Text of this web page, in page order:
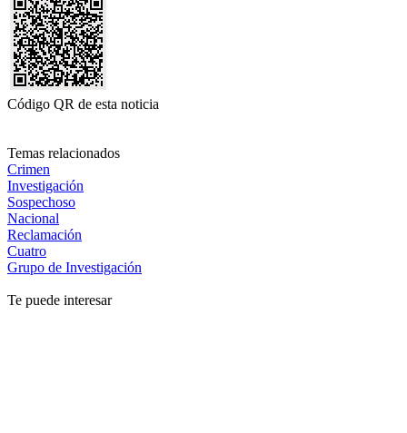
Código QR de esta noticia
Temas relacionados
Crimen
Investigación
Sospechoso
Nacional
Reclamación
Cuatro
Grupo de Investigación
Te puede interesar